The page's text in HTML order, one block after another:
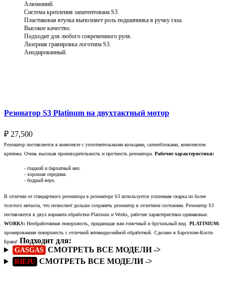
Алюминий.
Система крепления запатентована S3.
Пластиковая втулка выполняет роль подшипника в ручку газа.
Высокое качество.
Подходит для любого современного руля.
Лазерная гравировка логотипа S3.
Анодированный.
Резонатор S3 Platinum на двухтактный мотор
₽ 27,500
Резонатор поставляется в комплекте с уплотнительными кольцами, салентблоками, комплектом
крепежа. Очень высокая производительность и прочность резонатора. Рабочие характеристики:
- гладкий и бархатный низ.
- хорошая середина.
- бодрый верх.
В отличии от стандартного резонатора в резонаторе S3 используется усиленная сварка из более
толстого металла, что позволяет дольше сохранить резонатор в отличном состоянии. Резонатор S3
поставляется в двух варианта обработки Platinum и Works, рабочие характеристики одинаковые.
WORKS: Необработанная поверхность, придающая вам гоночный и брутальный вид. PLATINIUM:
хромированная поверхность с отличной антикоррозийной обработкой. Сделано в Барселоне-Коста-
Брава! Подходит для:
GASGAS СМОТРЕТЬ ВСЕ МОДЕЛИ ->
RIEJU СМОТРЕТЬ ВСЕ МОДЕЛИ ->